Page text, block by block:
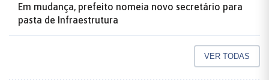
Em mudança, prefeito nomeia novo secretário para
pasta de Infraestrutura
VER TODAS